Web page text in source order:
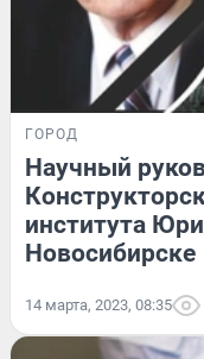
ГОРОД
Научный
института
Новосибирске
14 марта, 2023, 08:35